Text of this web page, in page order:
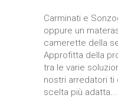
Carminati e
oppure un
camerette della
Approfitta della
tra le varie
nostri arredatori ti
scelta più adatta